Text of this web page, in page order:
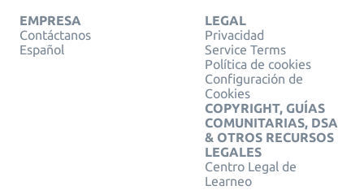
EMPRESA
Contáctanos
Español
LEGAL
Privacidad
Service Terms
Política de cookies
Configuración de
Cookies
COPYRIGHT, GUÍAS
COMUNITARIAS, DSA
& OTROS RECURSOS
LEGALES
Centro Legal de
Learneo